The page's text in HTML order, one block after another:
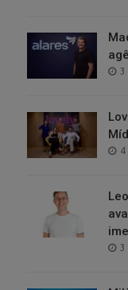
3
4
3